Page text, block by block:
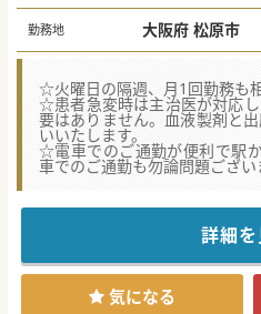
勤務地 大阪府 松原市
☆火曜日の隔週、月1回勤務も
☆患者急変時は主治医が対応
要はありません。血液製剤と
いいたします。
☆電車でのご通勤が便利で駅
車でのご通勤も勿論問題ござい
待機室は個室です。お気軽に
詳細を
気になる